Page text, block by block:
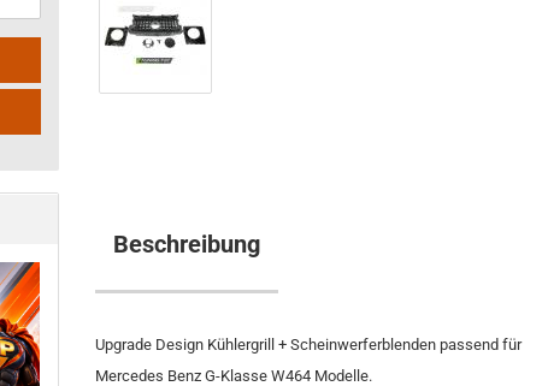
Beschreibung
Upgrade Design Kühlergrill + Scheinwerferblenden passend für
Mercedes Benz G-Klasse W464 Modelle.